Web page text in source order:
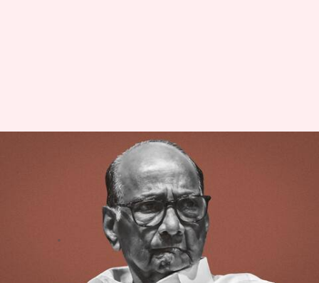
#NewsByteExplainer: शरद
पवार ने छोड़ा NCP अध्यक्ष पद, जानिए
अब तक कैसा रहा उनका राजनीतिक
May 02, 2023 06:45 pm